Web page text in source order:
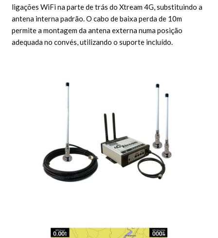
ligações WiFi na parte de trás do Xtream 4G, substituindo a
antena interna padrão. O cabo de baixa perda de 10m
permite a montagem da antena externa numa posição
adequada no convés, utilizando o suporte incluído.